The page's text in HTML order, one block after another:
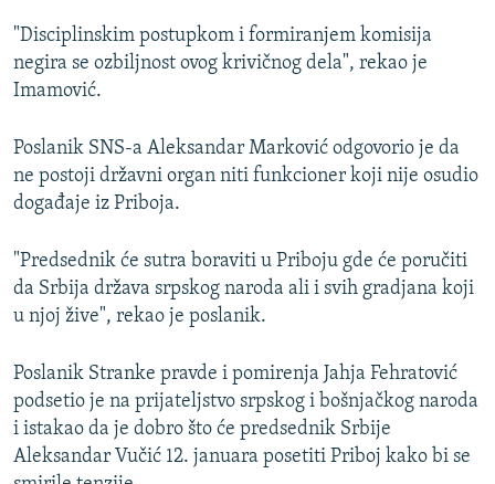
"Disciplinskim postupkom i formiranjem komisija
negira se ozbiljnost ovog krivičnog dela", rekao je
Imamović.
Poslanik SNS-a Aleksandar Marković odgovorio je da
ne postoji državni organ niti funkcioner koji nije osudio
događaje iz Priboja.
"Predsednik će sutra boraviti u Priboju gde će poručiti
da Srbija država srpskog naroda ali i svih gradjana koji
u njoj žive", rekao je poslanik.
Poslanik Stranke pravde i pomirenja Jahja Fehratović
podsetio je na prijateljstvo srpskog i bošnjačkog naroda
i istakao da je dobro što će predsednik Srbije
Aleksandar Vučić 12. januara posetiti Priboj kako bi se